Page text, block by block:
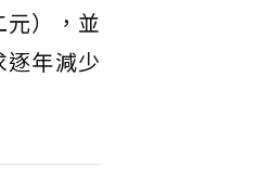
），並
年減少